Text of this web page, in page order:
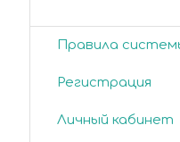
Правила
Регистрация
Личный кабинет